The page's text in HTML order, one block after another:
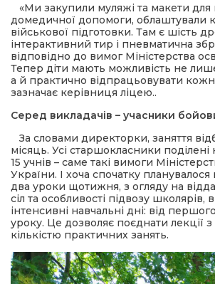
«Ми закупили муляжі та макети для
домедичної допомоги, облаштували
військової підготовки. Там є шість
інтерактивний тир і пневматична
відповідно до вимог Міністерства
Тепер діти мають можливість не
а й практично відпрацьовувати
зазначає керівниця ліцею..
Серед викладачів – учасники
За словами директорки, заняття
місяць. Усі старшокласники
15 учнів – саме такі вимоги
України. І хоча спочатку
два уроки щотижня, з огляду на
сіл та особливості підвозу
інтенсивні навчальні дні: від
уроку. Це дозволяє поєднати лекції
кількістю практичних занять.